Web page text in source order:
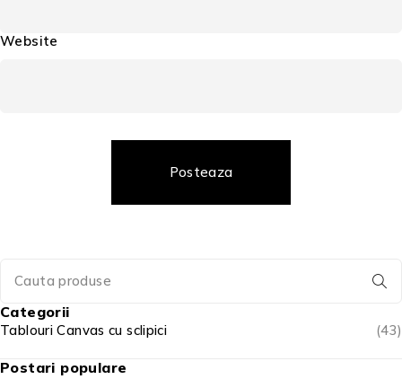
Website
Posteaza
Categorii
Tablouri Canvas cu sclipici (43)
Postari populare